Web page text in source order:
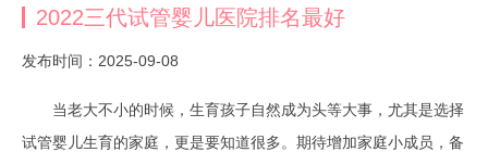
2022三代试管婴儿医院排名最好
发布时间：2025-09-08
当老大不小的时候，生育孩子自然成为头等大事，尤其是选择
试管婴儿生育的家庭，更是要知道很多。期待增加家庭小成员，备